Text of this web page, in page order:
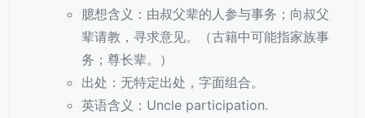
臆想含义：由叔父辈的人参与事务；向叔父
辈请教，寻求意见。（古籍中可能指家族事
务；尊长辈。）
出处：无特定出处，字面组合。
英语含义：Uncle participation.